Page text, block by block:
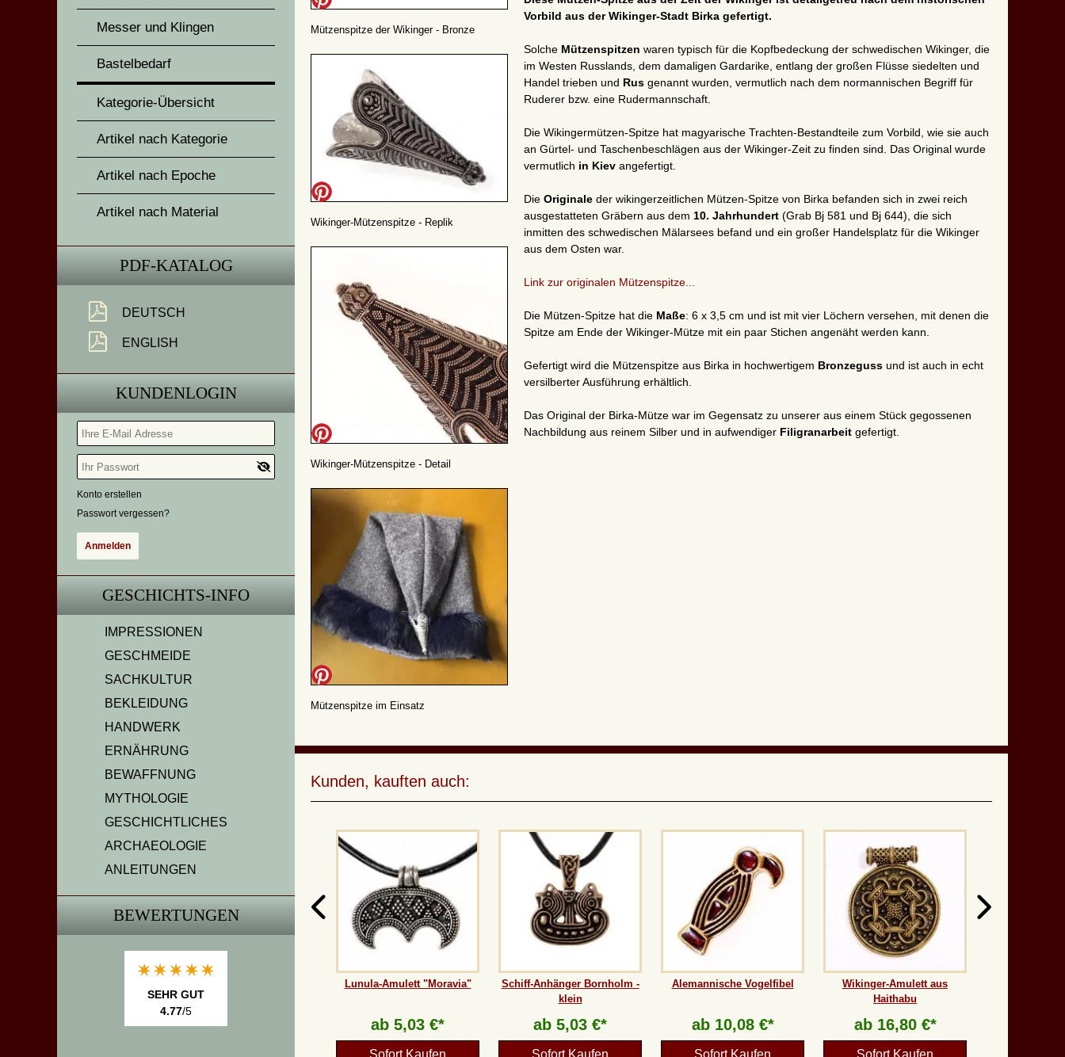
Messer und Klingen
Bastelbedarf
Kategorie-Übersicht
Artikel nach Kategorie
Artikel nach Epoche
Artikel nach Material
PDF-KATALOG
DEUTSCH
ENGLISH
KUNDENLOGIN
Konto erstellen
Passwort vergessen?
GESCHICHTS-INFO
IMPRESSIONEN
GESCHMEIDE
SACHKULTUR
BEKLEIDUNG
HANDWERK
ERNÄHRUNG
BEWAFFNUNG
MYTHOLOGIE
GESCHICHTLICHES
ARCHAEOLOGIE
ANLEITUNGEN
BEWERTUNGEN
SEHR GUT
4.77/5
Mützenspitze der Wikinger - Bronze
Wikinger-Mützenspitze - Replik
Wikinger-Mützenspitze - Detail
Mützenspitze im Einsatz
Vorbild aus der Wikinger-Stadt Birka gefertigt.
Solche Mützenspitzen waren typisch für die Kopfbedeckung der schwedischen Wikinger, die
im Westen Russlands, dem damaligen Gardarike, entlang der großen Flüsse siedelten und
Handel trieben und Rus genannt wurden, vermutlich nach dem normannischen Begriff für
Ruderer bzw. eine Rudermannschaft.
Die Wikingermützen-Spitze hat magyarische Trachten-Bestandteile zum Vorbild, wie sie auch
an Gürtel- und Taschenbeschlägen aus der Wikinger-Zeit zu finden sind. Das Original wurde
vermutlich in Kiev angefertigt.
Die Originale der wikingerzeitlichen Mützen-Spitze von Birka befanden sich in zwei reich
ausgestatteten Gräbern aus dem 10. Jahrhundert (Grab Bj 581 und Bj 644), die sich
inmitten des schwedischen Mälarsees befand und ein großer Handelsplatz für die Wikinger
aus dem Osten war.
Link zur originalen Mützenspitze...
Die Mützen-Spitze hat die Maße: 6 x 3,5 cm und ist mit vier Löchern versehen, mit denen die
Spitze am Ende der Wikinger-Mütze mit ein paar Stichen angenäht werden kann.
Gefertigt wird die Mützenspitze aus Birka in hochwertigem Bronzeguss und ist auch in echt
versilberter Ausführung erhältlich.
Das Original der Birka-Mütze war im Gegensatz zu unserer aus einem Stück gegossenen
Nachbildung aus reinem Silber und in aufwendiger Filigranarbeit gefertigt.
Kunden, kauften auch:
Lunula-Amulett "Moravia"
ab 5,03 €*
Sofort Kaufen
Schiff-Anhänger Bornholm -
klein
ab 5,03 €*
Sofort Kaufen
Alemannische Vogelfibel
ab 10,08 €*
Sofort Kaufen
Wikinger-Amulett aus
Haithabu
ab 16,80 €*
Sofort Kaufen